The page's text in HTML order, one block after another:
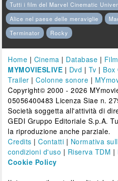
Tutti i film del Marvel Cinematic
Alice nel paese delle meraviglie
Terminator
Rocky
Home | Cinema | Database | Film
MYMOVIESLIVE | Dvd | Tv | Box
Trailer |Colonne sonore |
Copyright© 2000 - 2026
05056400483 Licenza Siae n.
Società soggetta all'attività di
GEDI Gruppo Editoriale S.p.A.
la riproduzione anche parziale.
Credits |Contatti | Normativa
condizioni d'uso | Riserva TDM |
Cookie Policy